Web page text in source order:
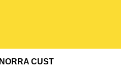
NORRA CUST